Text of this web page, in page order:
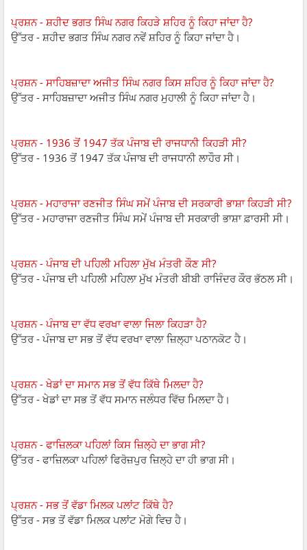
ਪ੍ਰਸ਼ਨ - ਸ਼ਹੀਦ ਭਗਤ ਸਿੰਘ ਨਗਰ ਕਿਹੜੇ ਸ਼ਹਿਰ ਨੂੰ ਕਿਹਾ ਜਾਂਦਾ ਹੈ?
ਉੱਤਰ - ਸ਼ਹੀਦ ਭਗਤ ਸਿੰਘ ਨਗਰ ਨਵੇਂ ਸ਼ਹਿਰ ਨੂੰ ਕਿਹਾ ਜਾਂਦਾ ਹੈ।
ਪ੍ਰਸ਼ਨ - ਸਾਹਿਬਜ਼ਾਦਾ ਅਜੀਤ ਸਿੰਘ ਨਗਰ ਕਿਸ ਸ਼ਹਿਰ ਨੂੰ ਕਿਹਾ ਜਾਂਦਾ ਹੈ?
ਉੱਤਰ - ਸਾਹਿਬਜ਼ਾਦਾ ਅਜੀਤ ਸਿੰਘ ਨਗਰ ਮੁਹਾਲੀ ਨੂੰ ਕਿਹਾ ਜਾਂਦਾ ਹੈ।
ਪ੍ਰਸ਼ਨ - 1936 ਤੋਂ 1947 ਤੱਕ ਪੰਜਾਬ ਦੀ ਰਾਜਧਾਨੀ ਕਿਹੜੀ ਸੀ?
ਉੱਤਰ - 1936 ਤੋਂ 1947 ਤੱਕ ਪੰਜਾਬ ਦੀ ਰਾਜਧਾਨੀ ਲਾਹੌਰ ਸੀ।
ਪ੍ਰਸ਼ਨ - ਮਹਾਰਾਜਾ ਰਣਜੀਤ ਸਿੰਘ ਸਮੇਂ ਪੰਜਾਬ ਦੀ ਸਰਕਾਰੀ ਭਾਸ਼ਾ ਕਿਹੜੀ ਸੀ?
ਉੱਤਰ - ਮਹਾਰਾਜਾ ਰਣਜੀਤ ਸਿੰਘ ਸਮੇਂ ਪੰਜਾਬ ਦੀ ਸਰਕਾਰੀ ਭਾਸ਼ਾ ਫ਼ਾਰਸੀ ਸੀ।
ਪ੍ਰਸ਼ਨ - ਪੰਜਾਬ ਦੀ ਪਹਿਲੀ ਮਹਿਲਾ ਮੁੱਖ ਮੰਤਰੀ ਕੌਣ ਸੀ?
ਉੱਤਰ - ਪੰਜਾਬ ਦੀ ਪਹਿਲੀ ਮਹਿਲਾ ਮੁੱਖ ਮੰਤਰੀ ਬੀਬੀ ਰਾਜਿੰਦਰ ਕੌਰ ਭੱਠਲ ਸੀ।
ਪ੍ਰਸ਼ਨ - ਪੰਜਾਬ ਦਾ ਵੱਧ ਵਰਖਾ ਵਾਲਾ ਜਿਲਾ ਕਿਹੜਾ ਹੈ?
ਉੱਤਰ - ਪੰਜਾਬ ਦਾ ਸਭ ਤੋਂ ਵੱਧ ਵਰਖਾ ਵਾਲਾ ਜ਼ਿਲ੍ਹਾ ਪਠਾਨਕੋਟ ਹੈ।
ਪ੍ਰਸ਼ਨ - ਖੇਡਾਂ ਦਾ ਸਮਾਨ ਸਭ ਤੋਂ ਵੱਧ ਕਿੱਥੇ ਮਿਲਦਾ ਹੈ?
ਉੱਤਰ - ਖੇਡਾਂ ਦਾ ਸਭ ਤੋਂ ਵੱਧ ਸਮਾਨ ਜਲੰਧਰ ਵਿੱਚ ਮਿਲਦਾ ਹੈ।
ਪ੍ਰਸ਼ਨ - ਫਾਜ਼ਿਲਕਾ ਪਹਿਲਾਂ ਕਿਸ ਜ਼ਿਲ੍ਹੇ ਦਾ ਭਾਗ ਸੀ?
ਉੱਤਰ - ਫਾਜ਼ਿਲਕਾ ਪਹਿਲਾਂ ਫਿਰੋਜ਼ਪੁਰ ਜ਼ਿਲ੍ਹੇ ਦਾ ਹੀ ਭਾਗ ਸੀ।
ਪ੍ਰਸ਼ਨ - ਸਭ ਤੋਂ ਵੱਡਾ ਮਿਲਕ ਪਲਾਂਟ ਕਿੱਥੇ ਹੈ?
ਉੱਤਰ - ਸਭ ਤੋਂ ਵੱਡਾ ਮਿਲਕ ਪਲਾਂਟ ਮੋਗੇ ਵਿਚ ਹੈ।